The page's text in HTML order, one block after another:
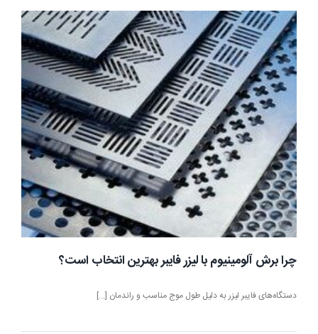
کیفیت
لبه
برش
در
دستگاه‌های
لیزر
فلزات
چرا برش آلومینیوم با لیزر فایبر بهترین انتخاب است؟
دستگاه‌های فایبر لیزر به دلیل طول موج مناسب و راندمان [...]